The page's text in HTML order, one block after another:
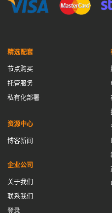
精选配套
节点购买
托管服务
私有化部署
资源中心
博客新闻
企业公司
关于我们
联系我们
登录